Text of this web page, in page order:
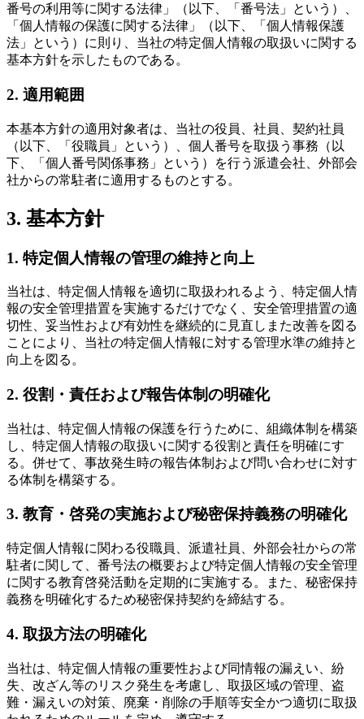
番号の利用等に関する法律」（以下、「番号法」という）、
「個人情報の保護に関する法律」（以下、「個人情報保護
法」という）に則り、当社の特定個人情報の取扱いに関する
基本方針を示したものである。
2. 適用範囲
本基本方針の適用対象者は、当社の役員、社員、契約社員
（以下、「役職員」という）、個人番号を取扱う事務（以
下、「個人番号関係事務」という）を行う派遣会社、外部会
社からの常駐者に適用するものとする。
3. 基本方針
1. 特定個人情報の管理の維持と向上
当社は、特定個人情報を適切に取扱われるよう、特定個人情
報の安全管理措置を実施するだけでなく、安全管理措置の適
切性、妥当性および有効性を継続的に見直しまた改善を図る
ことにより、当社の特定個人情報に対する管理水準の維持と
向上を図る。
2. 役割・責任および報告体制の明確化
当社は、特定個人情報の保護を行うために、組織体制を構築
し、特定個人情報の取扱いに関する役割と責任を明確にす
る。併せて、事故発生時の報告体制および問い合わせに対す
る体制を構築する。
3. 教育・啓発の実施および秘密保持義務の明確化
特定個人情報に関わる役職員、派遣社員、外部会社からの常
駐者に関して、番号法の概要および特定個人情報の安全管理
に関する教育啓発活動を定期的に実施する。また、秘密保持
義務を明確化するため秘密保持契約を締結する。
4. 取扱方法の明確化
当社は、特定個人情報の重要性および同情報の漏えい、紛
失、改ざん等のリスク発生を考慮し、取扱区域の管理、盗
難・漏えいの対策、廃棄・削除の手順等安全かつ適切に取扱